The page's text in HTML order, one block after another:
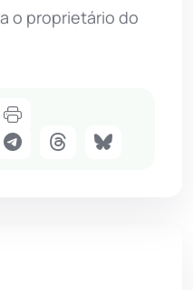
o proprietário do